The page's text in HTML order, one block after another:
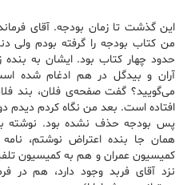
این گذشت تا زمان بودجه. آقای
من کتاب بودجه را گرفته بودم ولی
حدود چهار کتاب بود. ایشان به بنده
آران و بیدگل در هم ادغام شده
می‌گویید؟ گفت صفحه‌ی فلان، بند
افتاده است. بعد من نگاه کردم
پس بودجه حذف نشده بود. نوشته
همان جا بنده اعتراض نوشتم،
کمیسیون عمران و هم به کمیسیون
نزد آقای فربد وجود دارد، هم در